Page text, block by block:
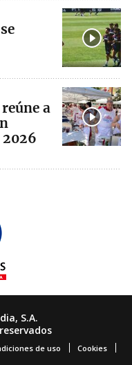
a
S.A.
de uso Cookies